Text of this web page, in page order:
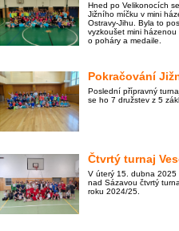
Hned po Velikonocích
Jižního míčku v mini
Ostravy-Jihu. Byla to
vyzkoušet mini
o poháry a medaile.
Pokračování
Poslední přípravný
se ho 7 družstev z 5
Čtvrtý turnaj
V úterý 15. dubna 2025
nad Sázavou čtvrtý
roku 2024/25.